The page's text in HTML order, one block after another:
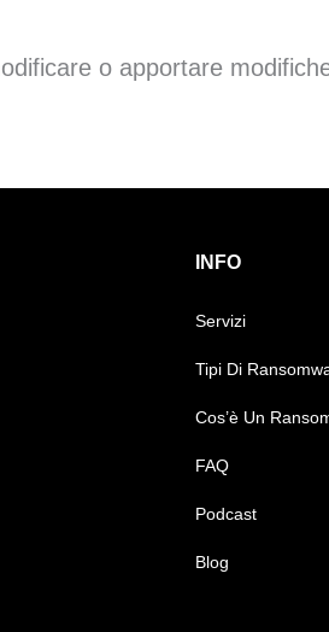
o apportare
INFO
Servizi
Tipi Di
Cos’è Un
FAQ
Podcast
Blog